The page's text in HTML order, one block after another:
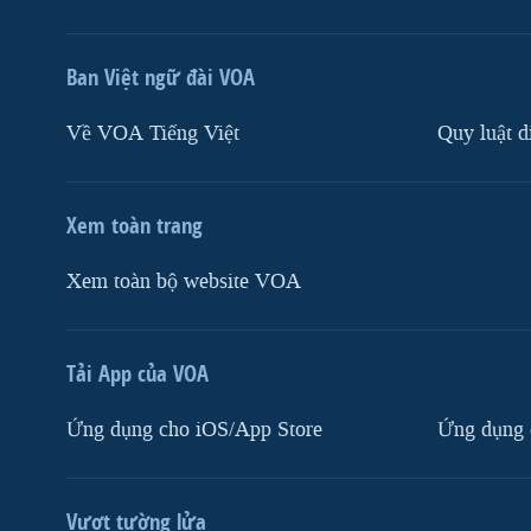
Ban Việt ngữ đài VOA
Về VOA Tiếng Việt Quy luật
Xem toàn trang
Xem toàn bộ website VOA
Tải App của VOA
Ứng dụng cho iOS/App Store Ứng dụng
Vượt tường lửa